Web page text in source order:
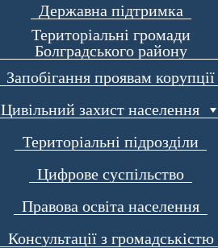
Державна підтримка
Територіальні громади
Болградського району
Запобігання проявам корупції
Цивільний захист населення
Територіальні підрозділи
Цифрове суспільство
Правова освіта населення
Консультації з громадськістю